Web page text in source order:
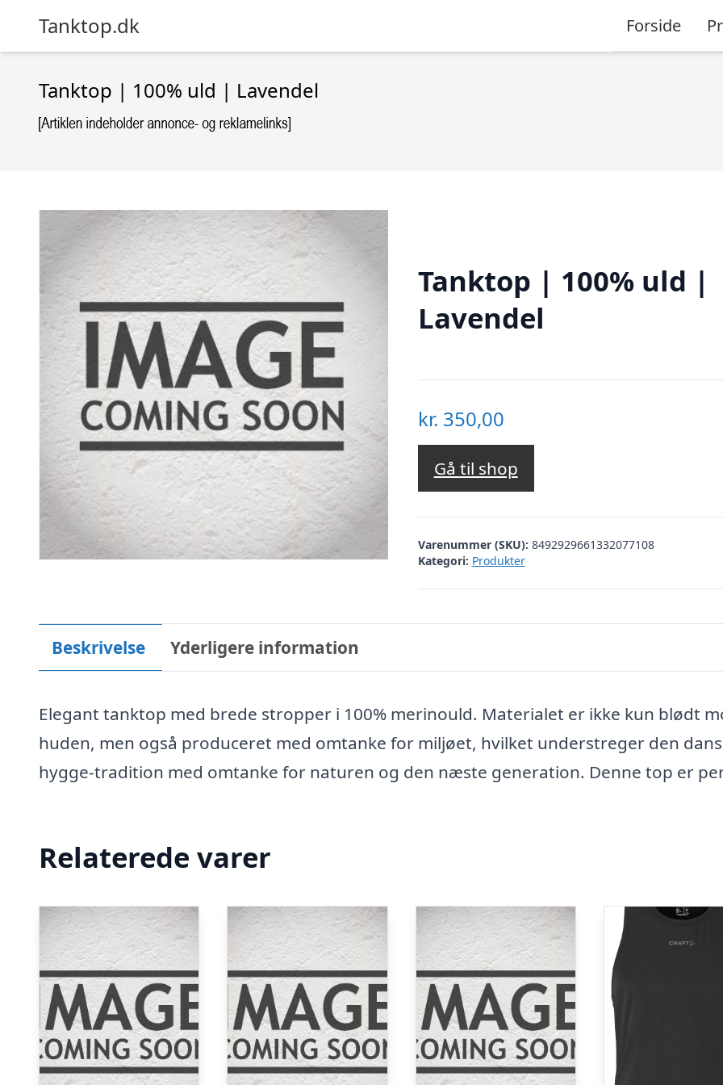
Tanktop.dk Forside
Tanktop | 100% uld | Lavendel
Tanktop | 100% uld |
Lavendel
kr. 350,00
Gå til shop
Varenummer (SKU): 8492929661332077108
Kategori: Produkter
Beskrivelse Yderligere information
Elegant tanktop med brede stropper i 100% merinould. Materialet er ikke kun blødt
huden, men også produceret med omtanke for miljøet, hvilket understreger den
hygge-tradition med omtanke for naturen og den næste generation. Denne top er
Relaterede varer